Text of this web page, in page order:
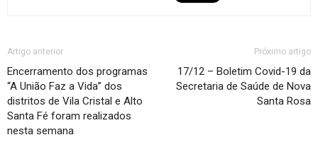
Artigo anterior
Encerramento dos programas
“A União Faz a Vida” dos
distritos de Vila Cristal e Alto
Santa Fé foram realizados
nesta semana
Próximo artigo
17/12 – Boletim Covid-19 da
Secretaria de Saúde de Nova
Santa Rosa